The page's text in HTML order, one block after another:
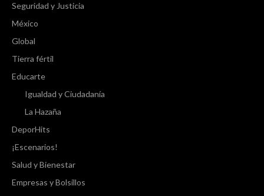
Seguridad y Justicia
México
Global
Tierra fértil
Educarte
Igualdad y Ciudadanía
La Hazaña
DeporHits
¡Escenarios!
Salud y Bienestar
Empresas y Bolsillos